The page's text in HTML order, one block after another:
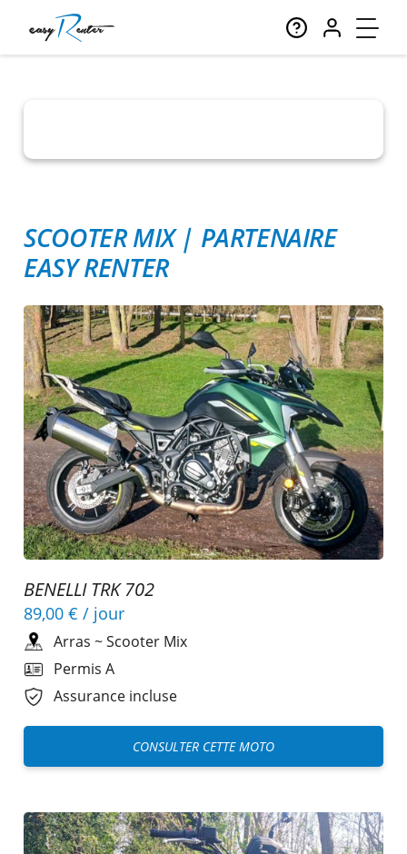
SCOOTER MIX | PARTENAIRE
EASY RENTER
BENELLI TRK 702
89,00 € / jour
Arras ~Scooter Mix
Permis A
Assurance incluse
CONSULTER CETTE MOTO